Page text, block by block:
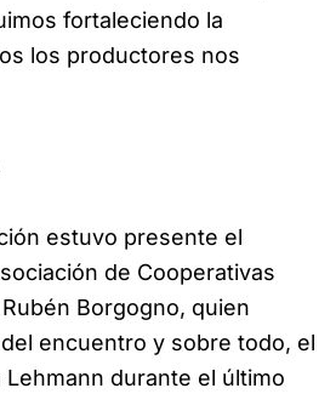
fortaleciendo la
los productores nos
estuvo presente el
de Cooperativas
Borgogno, quien
encuentro y sobre todo, el
durante el último